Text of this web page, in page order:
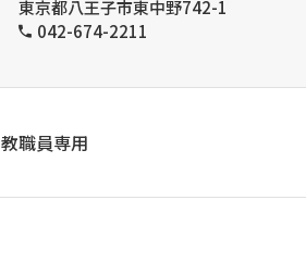
東京都八王子市東中野742-1
042-674-2211
教職員専用